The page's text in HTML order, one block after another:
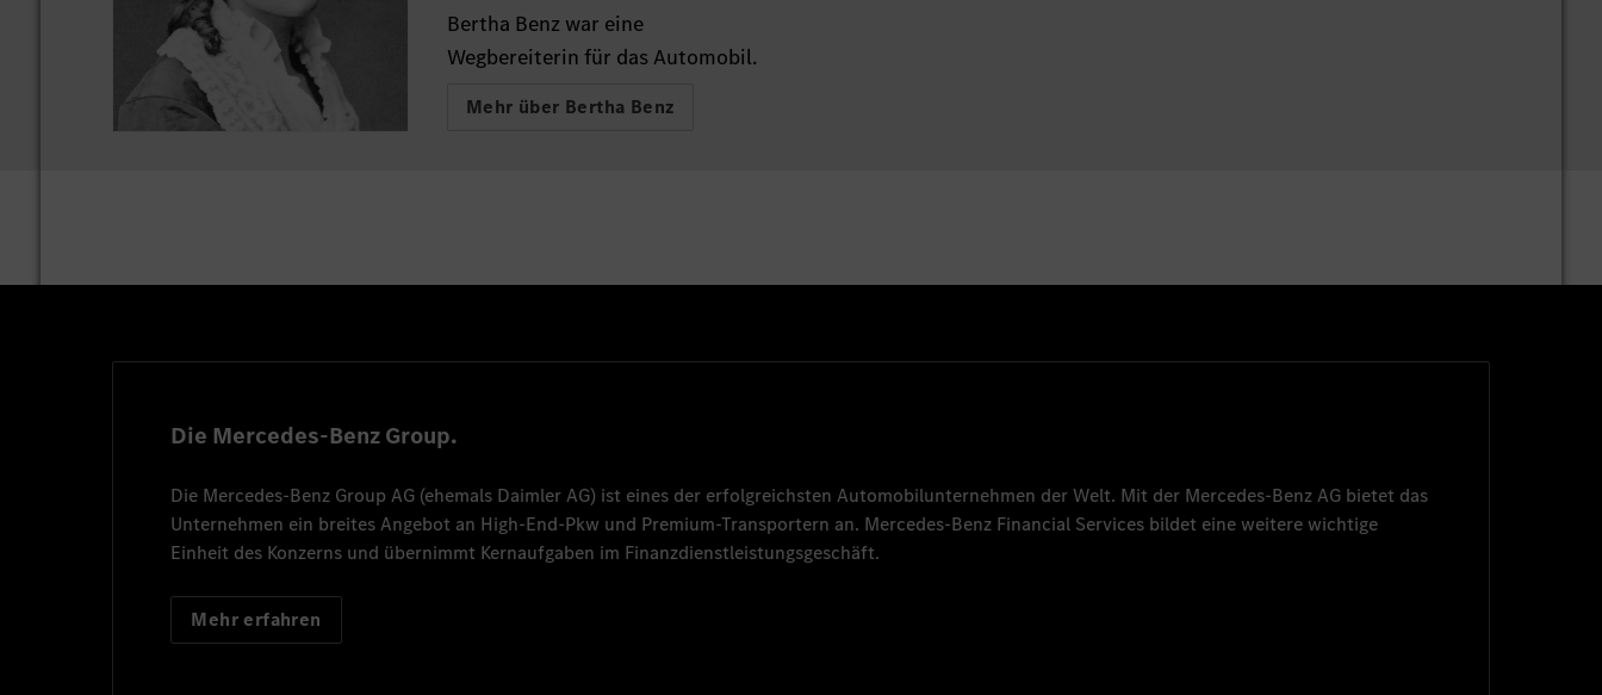
Bertha Benz war eine
Wegbereiterin für das Automobil.
Mehr über Bertha Benz
Die Mercedes-Benz Group.
Die Mercedes-Benz Group AG (ehemals Daimler AG) ist eines der erfolgreichsten Automobilunternehmen der Welt. Mit der Mercedes-Benz AG bietet das
Unternehmen ein breites Angebot an High-End-Pkw und Premium-Transportern an. Mercedes-Benz Financial Services bildet eine weitere wichtige
Einheit des Konzerns und übernimmt Kernaufgaben im Finanzdienstleistungsgeschäft.
Mehr erfahren